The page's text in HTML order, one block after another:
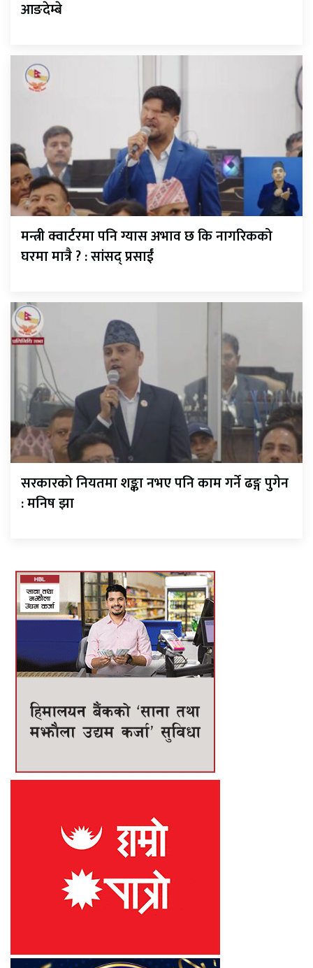
आङदेम्बे
मन्त्री क्वार्टरमा पनि ग्यास अभाव छ कि नागरिकको
घरमा मात्रै ? : सांसद् प्रसाईं
सरकारको नियतमा शङ्का नभए पनि काम गर्ने ढङ्ग पुगेन
: मनिष झा